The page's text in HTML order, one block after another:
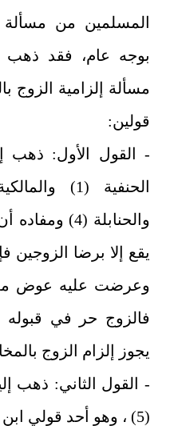
المسلمين من مسألة
بوجه عام، فقد ذهب
مسألة إلزامية الزوج
قولين:
- القول الأول: ذهب
والحنابلة (4)
يقع إلا برضا الزوجين
وعرضت عليه عوض
فالزوج حر في قبوله
يجوز إلزام الزوج
- القول الثاني: ذهب